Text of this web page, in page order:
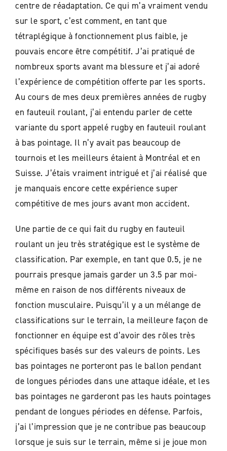
centre de réadaptation. Ce qui m’a vraiment vendu
sur le sport, c’est comment, en tant que
tétraplégique à fonctionnement plus faible, je
pouvais encore être compétitif. J’ai pratiqué de
nombreux sports avant ma blessure et j’ai adoré
l’expérience de compétition offerte par les sports.
Au cours de mes deux premières années de rugby
en fauteuil roulant, j’ai entendu parler de cette
variante du sport appelé rugby en fauteuil roulant
à bas pointage. Il n’y avait pas beaucoup de
tournois et les meilleurs étaient à Montréal et en
Suisse. J’étais vraiment intrigué et j’ai réalisé que
je manquais encore cette expérience super
compétitive de mes jours avant mon accident.
Une partie de ce qui fait du rugby en fauteuil
roulant un jeu très stratégique est le système de
classification. Par exemple, en tant que 0.5, je ne
pourrais presque jamais garder un 3.5 par moi-
même en raison de nos différents niveaux de
fonction musculaire. Puisqu’il y a un mélange de
classifications sur le terrain, la meilleure façon de
fonctionner en équipe est d’avoir des rôles très
spécifiques basés sur des valeurs de points. Les
bas pointages ne porteront pas le ballon pendant
de longues périodes dans une attaque idéale, et les
bas pointages ne garderont pas les hauts pointages
pendant de longues périodes en défense. Parfois,
j’ai l’impression que je ne contribue pas beaucoup
lorsque je suis sur le terrain, même si je joue mon